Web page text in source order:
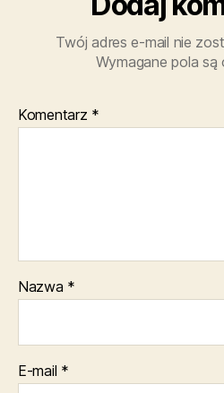
Twój adres e-mail nie
Wymagane pola są
Komentarz *
Nazwa *
E-mail *